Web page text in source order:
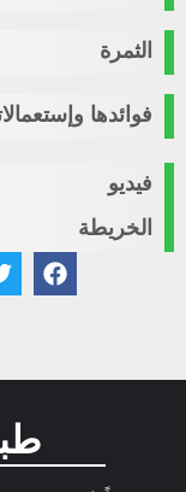
الثمرة
فوائدها
فيديو
الخريطة